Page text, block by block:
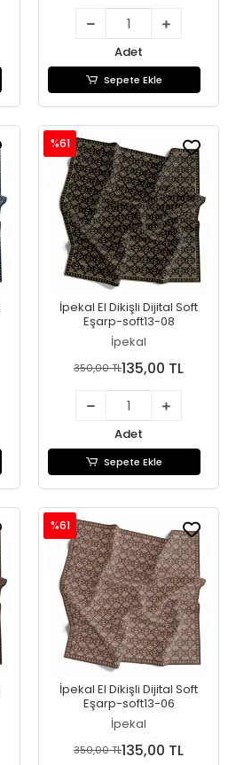
Adet
Sepete Ekle
İpekal El Dikişli Dijital Soft
Eşarp-soft13-08
İpekal
%61
350,00 TL135,00 TL
Adet
Sepete Ekle
İpekal El Dikişli Dijital Soft
Eşarp-soft13-06
İpekal
%61
350,00 TL135,00 TL